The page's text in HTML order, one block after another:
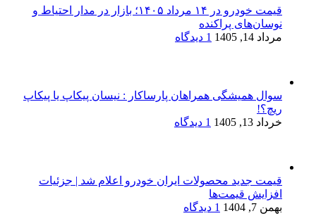
قیمت خودرو در ۱۴ مرداد ۱۴۰۵؛ بازار در مدار احتیاط و
نوسان‌های پراکنده
مرداد 14, 1405
1 دیدگاه
سوال همیشگی همراهان پارساکار : نیسان پیکاپ یا پیکاپ
ریچ؟!
خرداد 13, 1405
1 دیدگاه
قیمت جدید محصولات ایران خودرو اعلام شد | جزئیات
افزایش قیمت‌ها
بهمن 7, 1404
1 دیدگاه